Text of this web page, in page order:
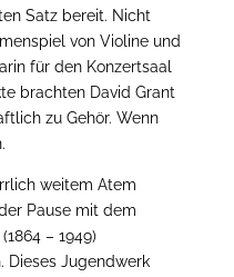
Satz bereit. Nicht
von Violine und
für den Konzertsaal
brachten David Grant
zu Gehör. Wenn
weitem Atem
Pause mit dem
– 1949)
Dieses Jugendwerk